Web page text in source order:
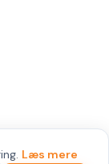
Læs mere